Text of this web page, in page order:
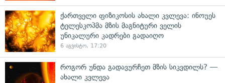
ქართველი ფიზიკოსის ახალი კვლევა: ინოუეს
ტელესკოპმა მზის მაგნიტური ველის
უნიკალური კადრები გადაიღო
6 აგვისტო, 17:20
როგორ უნდა გადავურჩეთ მზის სიკვდილს? —
ახალი კვლევა